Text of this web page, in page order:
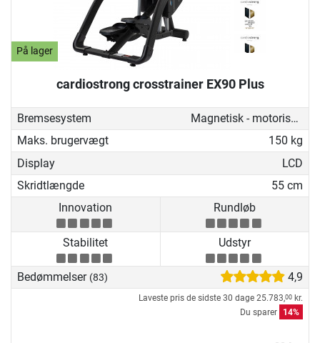
På lager
cardiostrong crosstrainer EX90 Plus
Bremsesystem
Magnetisk - motoriseret
Maks. brugervægt
150 kg
Display
LCD
Skridtlængde
55 cm
Innovation
Rundløb
Stabilitet Udstyr
Bedømmelser (83) 4,9
Laveste pris de sidste 30 dage 25.783,00 kr.
Du sparer
14%